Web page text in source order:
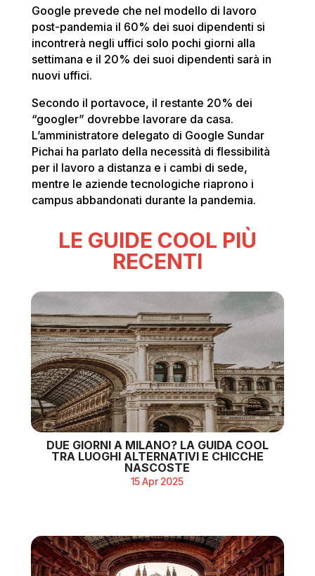
Google prevede che nel modello di lavoro
post-pandemia il 60% dei suoi dipendenti si
incontrerà negli uffici solo pochi giorni alla
settimana e il 20% dei suoi dipendenti sarà in
nuovi uffici.
Secondo il portavoce, il restante 20% dei
“googler” dovrebbe lavorare da casa.
L’amministratore delegato di Google Sundar
Pichai ha parlato della necessità di flessibilità
per il lavoro a distanza e i cambi di sede,
mentre le aziende tecnologiche riaprono i
campus abbandonati durante la pandemia.
LE GUIDE COOL PIÙ
RECENTI
DUE GIORNI A MILANO? LA GUIDA COOL
TRA LUOGHI ALTERNATIVI E CHICCHE
NASCOSTE
15 Apr 2025